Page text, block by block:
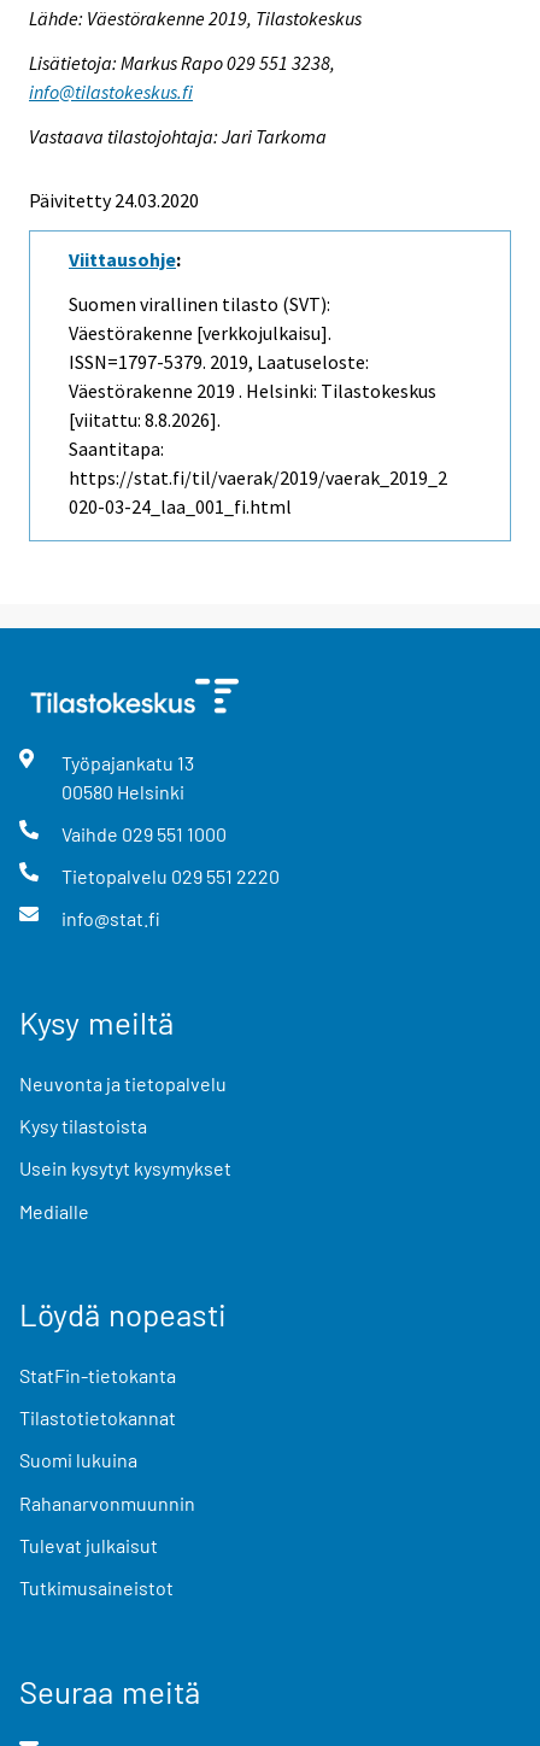
Lähde: Väestörakenne 2019, Tilastokeskus
Lisätietoja: Markus Rapo 029 551 3238,
info@tilastokeskus.fi
Vastaava tilastojohtaja: Jari Tarkoma
Päivitetty 24.03.2020
Viittausohje:
Suomen virallinen tilasto (SVT):
Väestörakenne [verkkojulkaisu].
ISSN=1797-5379. 2019, Laatuseloste:
Väestörakenne 2019 . Helsinki: Tilastokeskus
[viitattu: 8.8.2026].
Saantitapa:
https://stat.fi/til/vaerak/2019/vaerak_2019_2
020-03-24_laa_001_fi.html
Työpajankatu 13
00580 Helsinki
Vaihde 029 551 1000
Tietopalvelu 029 551 2220
info@stat.fi
Kysy meiltä
Neuvonta ja tietopalvelu
Kysy tilastoista
Usein kysytyt kysymykset
Medialle
Löydä nopeasti
StatFin-tietokanta
Tilastotietokannat
Suomi lukuina
Rahanarvonmuunnin
Tulevat julkaisut
Tutkimusaineistot
Seuraa meitä